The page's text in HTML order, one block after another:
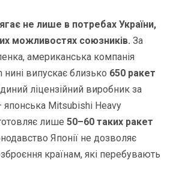
не лише в потребах України,
можливостях союзників. За
американська компанія
нині випускає близько 650 ракет
ліцензійний виробник за
Mitsubishi Heavy
лише50–60 таких ракет
Японії не дозволяє
країнам, які перебувають